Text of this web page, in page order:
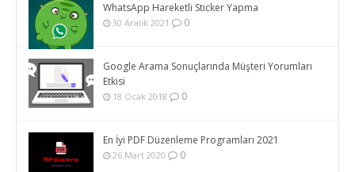
WhatsApp Hareketli Sticker Yapma
30 Aralık 2021 0
Google Arama Sonuçlarında Müşteri Yorumları
Etkisi
18 Ocak 2018 0
En İyi PDF Düzenleme Programları 2021
26 Mart 2020 0